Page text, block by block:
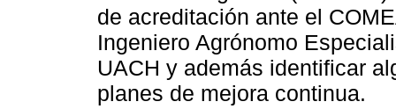
de acreditación ante el
Ingeniero Agrónomo
UACH y además identificar
planes de mejora continua.